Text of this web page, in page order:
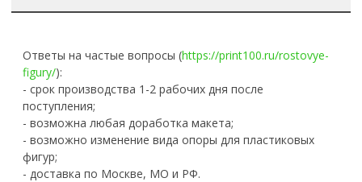
Ответы на частые вопросы (https://print100.ru/rostovye-
figury/):
- срок производства 1-2 рабочих дня после
поступления;
- возможна любая доработка макета;
- возможно изменение вида опоры для пластиковых
фигур;
- доставка по Москве, МО и РФ.